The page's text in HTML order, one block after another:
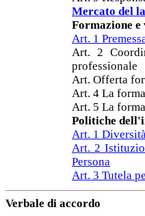
Mercato del
Formazione e
Art. 1
Art. 2
professionale
Art. Offerta
Art. 4 La
Art. 5 La
Politiche
Art. 1
Art. 2
Persona
Art. 3 Tutela
Verbale di accordo